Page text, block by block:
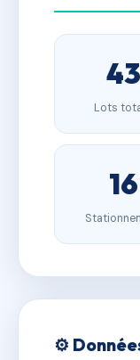
43
Lots
16
⚙️